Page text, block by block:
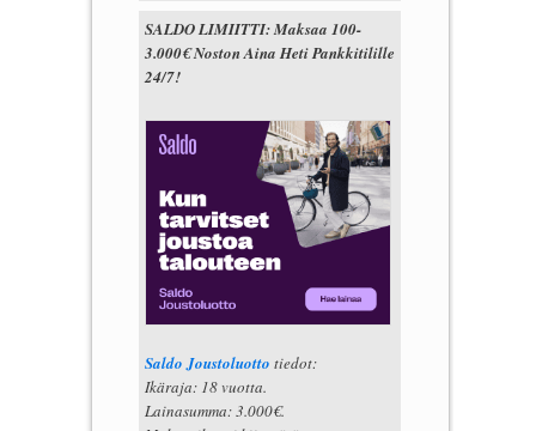
SALDO LIMIITTI: Maksaa 100-
3.000€ Noston Aina Heti Pankkitilille
24/7!
Saldo Joustoluotto tiedot:
Ikäraja: 18 vuotta.
Lainasumma: 3.000€.